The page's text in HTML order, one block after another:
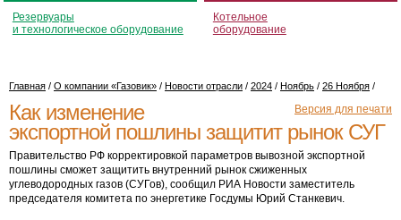
Резервуары
и технологическое оборудование
Котельное
оборудование
Главная / О компании «Газовик» / Новости отрасли / 2024 / Ноябрь / 26 Ноября /
Версия для печати
Как изменение
экспортной пошлины защитит рынок СУГ
Правительство РФ корректировкой параметров вывозной экспортной
пошлины сможет защитить внутренний рынок сжиженных
углеводородных газов (СУГов), сообщил РИА Новости заместитель
председателя комитета по энергетике Госдумы Юрий Станкевич.